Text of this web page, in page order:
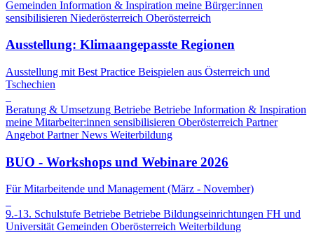
Gemeinden Information & Inspiration meine Bürger:innen
sensibilisieren Niederösterreich Oberösterreich
Ausstellung: Klimaangepasste Regionen
Ausstellung mit Best Practice Beispielen aus Österreich und
Tschechien
Beratung & Umsetzung Betriebe Betriebe Information & Inspiration
meine Mitarbeiter:innen sensibilisieren Oberösterreich Partner
Angebot Partner News Weiterbildung
BUO - Workshops und Webinare 2026
Für Mitarbeitende und Management (März - November)
9.-13. Schulstufe Betriebe Betriebe Bildungseinrichtungen FH und
Universität Gemeinden Oberösterreich Weiterbildung